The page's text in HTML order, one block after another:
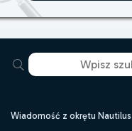
Wiadomość z okrętu Nautilus